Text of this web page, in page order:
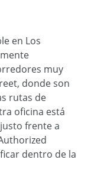
en Los
muy
donde son
rutas de
oficina está
frente a
dentro de la